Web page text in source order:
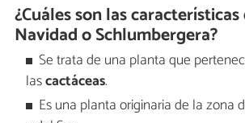
¿Cuáles son las
Navidad o Schlumbergera?
Se trata de una planta que
lascactáceas.
Es una planta originaria de la zona